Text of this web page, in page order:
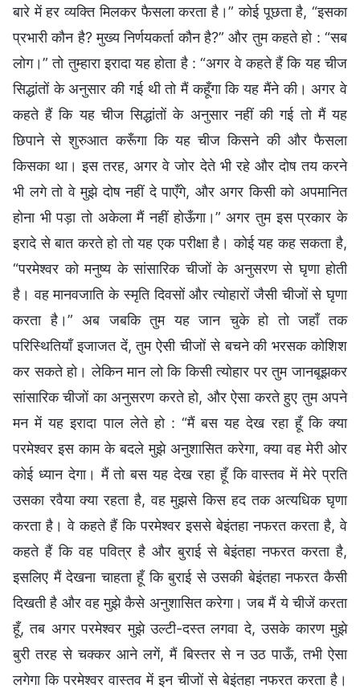
बारे में हर व्यक्ति मिलकर फैसला करता है।” कोई पूछता है, “इसका
प्रभारी कौन है? मुख्य निर्णयकर्ता कौन है?” और तुम कहते हो : “सब
लोग।” तो तुम्हारा इरादा यह होता है : “अगर वे कहते हैं कि यह चीज
सिद्धांतों के अनुसार की गई थी तो मैं कहूँगा कि यह मैंने की। अगर वे
कहते हैं कि यह चीज सिद्धांतों के अनुसार नहीं की गई तो मैं यह
छिपाने से शुरुआत करूँगा कि यह चीज किसने की और फैसला
किसका था। इस तरह, अगर वे जोर देते भी रहे और दोष तय करने
भी लगे तो वे मुझे दोष नहीं दे पाएँगे, और अगर किसी को अपमानित
होना भी पड़ा तो अकेला मैं नहीं होऊँगा।” अगर तुम इस प्रकार के
इरादे से बात करते हो तो यह एक परीक्षा है। कोई यह कह सकता है,
“परमेश्वर को मनुष्य के सांसारिक चीजों के अनुसरण से घृणा होती
है। वह मानवजाति के स्मृति दिवसों और त्योहारों जैसी चीजों से घृणा
करता है।” अब जबकि तुम यह जान चुके हो तो जहाँ तक
परिस्थितियाँ इजाजत दें, तुम ऐसी चीजों से बचने की भरसक कोशिश
कर सकते हो। लेकिन मान लो कि किसी त्योहार पर तुम जानबूझकर
सांसारिक चीजों का अनुसरण करते हो, और ऐसा करते हुए तुम अपने
मन में यह इरादा पाल लेते हो : “मैं बस यह देख रहा हूँ कि क्या
परमेश्वर इस काम के बदले मुझे अनुशासित करेगा, क्या वह मेरी ओर
कोई ध्यान देगा। मैं तो बस यह देख रहा हूँ कि वास्तव में मेरे प्रति
उसका रवैया क्या रहता है, वह मुझसे किस हद तक अत्यधिक घृणा
करता है। वे कहते हैं कि परमेश्वर इससे बेइंतहा नफरत करता है, वे
कहते हैं कि वह पवित्र है और बुराई से बेइंतहा नफरत करता है,
इसलिए मैं देखना चाहता हूँ कि बुराई से उसकी बेइंतहा नफरत कैसी
दिखती है और वह मुझे कैसे अनुशासित करेगा। जब मैं ये चीजें करता
हूँ, तब अगर परमेश्वर मुझे उल्टी-दस्त लगवा दे, उसके कारण मुझे
बुरी तरह से चक्कर आने लगें, मैं बिस्तर से न उठ पाऊँ, तभी ऐसा
लगेगा कि परमेश्वर वास्तव में इन चीजों से बेइंतहा नफरत करता है।